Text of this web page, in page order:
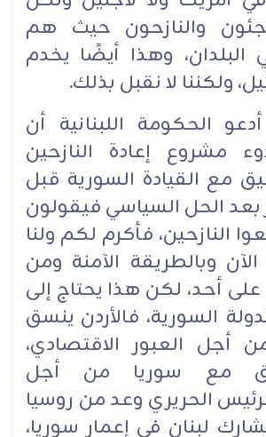
والنازحون حيث هم
وهذا أيضًا يخدم
ولكننا لا نقبل بذلك.
أدعو الحكومة اللبنانية أن
مشروع إعادة النازحين
مع القيادة السورية قبل
بعد الحل السياسي فيقولون
النازحين، فأكرم لكم ولنا
وبالطريقة الآمنة ومن
أحد، لكن هذا يحتاج إلى
السورية، فالأردن ينسق
أجل العبور الاقتصادي،
مع سوريا من أجل
الحريري وعد من روسيا
لبنان في إعمار سوريا،